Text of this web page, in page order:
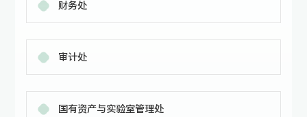
财务处
审计处
国有资产与实验室管理处